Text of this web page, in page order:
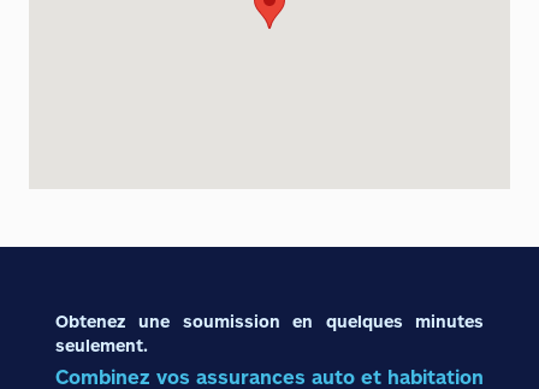
Obtenez une soumission en quelques minutes
seulement.
Combinez vos assurances auto et habitation